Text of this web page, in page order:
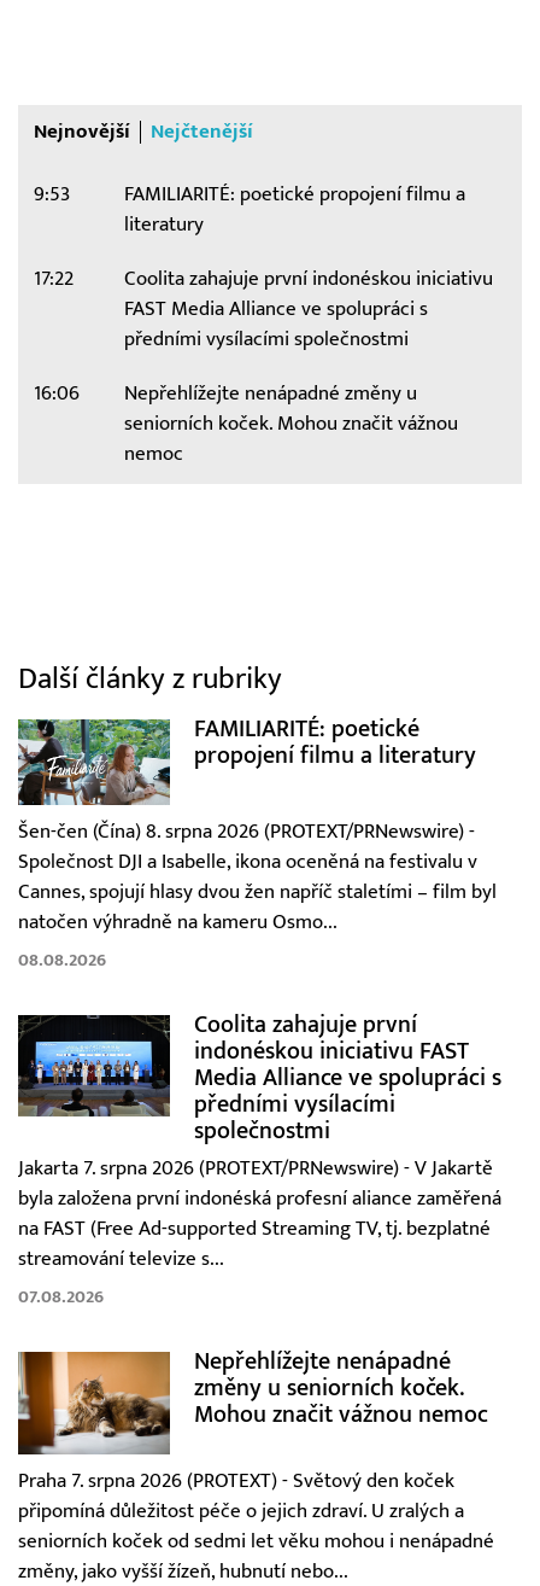
Nejnovější Nejčtenější
9:53
FAMILIARITÉ: poetické propojení filmu a
literatury
17:22
Coolita zahajuje první indonéskou iniciativu
FAST Media Alliance ve spolupráci s
předními vysílacími společnostmi
16:06
Nepřehlížejte nenápadné změny u
seniorních koček. Mohou značit vážnou
nemoc
Další články z rubriky
FAMILIARITÉ: poetické
propojení filmu a literatury
Šen-čen (Čína) 8. srpna 2026 (PROTEXT/PRNewswire) -
Společnost DJI a Isabelle, ikona oceněná na festivalu v
Cannes, spojují hlasy dvou žen napříč staletími – film byl
natočen výhradně na kameru Osmo...
08.08.2026
Coolita zahajuje první
indonéskou iniciativu FAST
Media Alliance ve spolupráci s
předními vysílacími
společnostmi
Jakarta 7. srpna 2026 (PROTEXT/PRNewswire) - V Jakartě
byla založena první indonéská profesní aliance zaměřená
na FAST (Free Ad-supported Streaming TV, tj. bezplatné
streamování televize s...
07.08.2026
Nepřehlížejte nenápadné
změny u seniorních koček.
Mohou značit vážnou nemoc
Praha 7. srpna 2026 (PROTEXT) - Světový den koček
připomíná důležitost péče o jejich zdraví. U zralých a
seniorních koček od sedmi let věku mohou i nenápadné
změny, jako vyšší žízeň, hubnutí nebo...